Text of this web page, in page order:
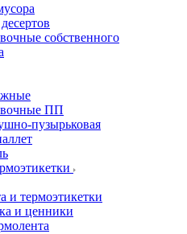
собственного
ПП
пузырьковая
и термоэтикетки
и ценники